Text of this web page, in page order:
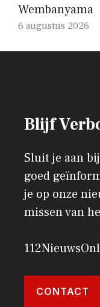
Wembanyama
6 augustus 2026
Blijf
Sluit je aan
goed
je op onze
missen van
CONTACT